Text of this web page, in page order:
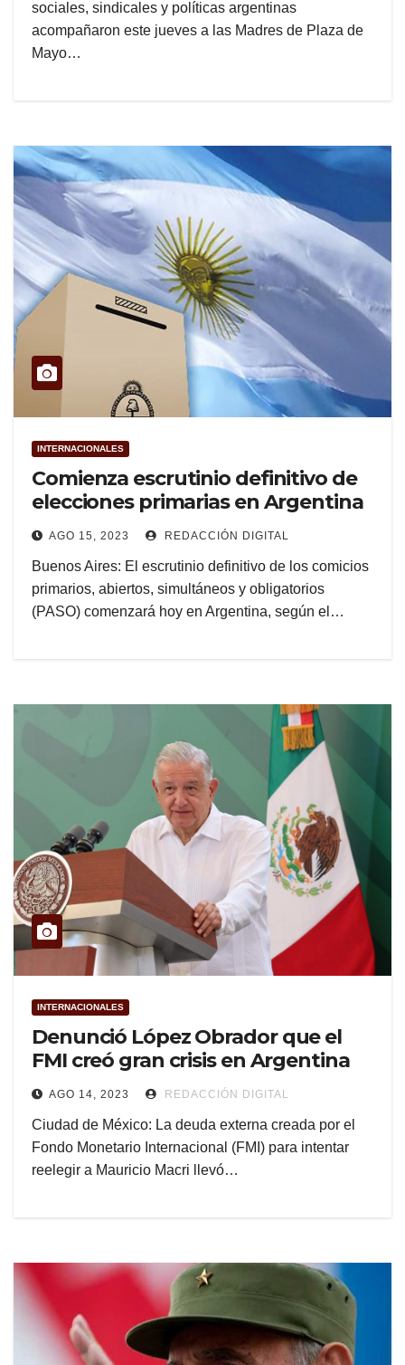
sociales, sindicales y políticas argentinas
acompañaron este jueves a las Madres de Plaza de
Mayo…
INTERNACIONALES
Comienza escrutinio definitivo de
elecciones primarias en Argentina
AGO 15, 2023 REDACCIÓN DIGITAL
Buenos Aires: El escrutinio definitivo de los comicios
primarios, abiertos, simultáneos y obligatorios
(PASO) comenzará hoy en Argentina, según el…
INTERNACIONALES
Denunció López Obrador que el
FMI creó gran crisis en Argentina
AGO 14, 2023 REDACCIÓN DIGITAL
Ciudad de México: La deuda externa creada por el
Fondo Monetario Internacional (FMI) para intentar
reelegir a Mauricio Macri llevó…